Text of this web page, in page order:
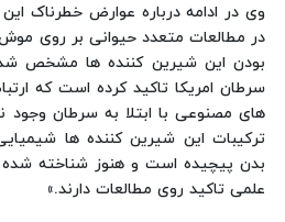
وی در ادامه درباره عوارض خطرناک
در مطالعات متعدد حیوانی بر روی
بودن این شیرین کننده ها مشخص
سرطان امریکا تاکید کرده است که
های مصنوعی با ابتلا به سرطان وجود
ترکیبات این شیرین کننده ها
بدن پیچیده است و هنوز شناخته
علمی تاکید روی مطالعات دارند.»